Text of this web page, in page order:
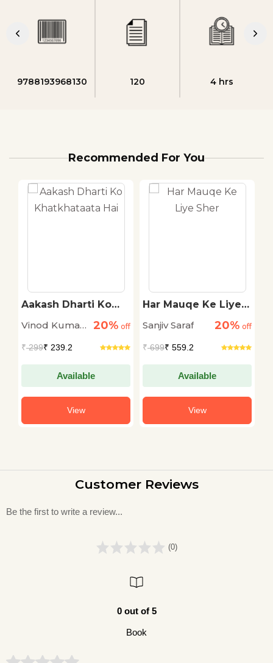
9788193968130 120 4 hrs
Recommended For You
Aakash Dharti Ko
Vinod Kumar
20% off
₹299₹ 239.2
Available
View
Har Mauqe Ke Liye
Sanjiv Saraf
20% off
₹699₹ 559.2
Available
View
Customer Reviews
Be the first to write a review...
(0)
0 out of 5
Book